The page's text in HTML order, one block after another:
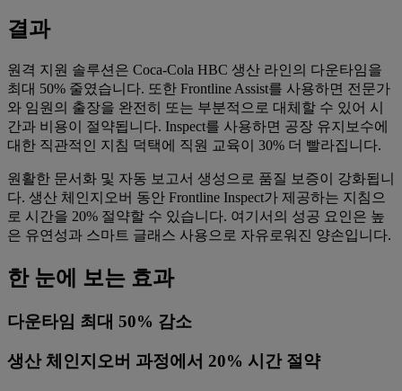
결과
원격 지원 솔루션은 Coca-Cola HBC 생산 라인의 다운타임을
최대 50% 줄였습니다. ‌또한 Frontline Assist를 사용하면 전문가
와 임원의 출장을 완전히 또는 부분적으로 대체할 수 있어 시
간과 비용이 절약됩니다. Inspect를 사용하면 공장 유지보수에
대한 직관적인 지침 덕택에 직원 교육이 30% 더 빨라집니다.
원활한 문서화 및 자동 보고서 생성으로 품질 보증이 강화됩니
다. 생산 체인지오버 동안 Frontline Inspect가 제공하는 지침으
로 시간을 20% 절약할 수 있습니다. 여기서의 성공 요인은 높
은 유연성과 스마트 글래스 사용으로 자유로워진 양손입니다.
한 눈에 보는 효과
다운타임 최대 50% 감소
생산 체인지오버 과정에서 20% 시간 절약